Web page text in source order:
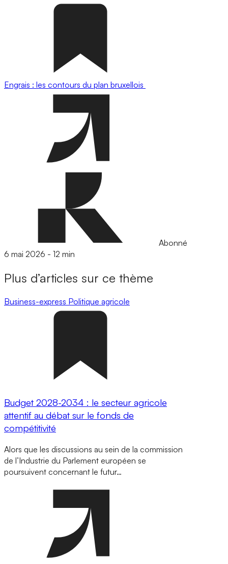
Engrais : les contours du plan bruxellois
Abonné
6 mai 2026 - 12 min
Plus d’articles sur ce thème
Business-express Politique agricole
Budget 2028-2034 : le secteur agricole
attentif au débat sur le fonds de
compétitivité
Alors que les discussions au sein de la commission
de l’Industrie du Parlement européen se
poursuivent concernant le futur…